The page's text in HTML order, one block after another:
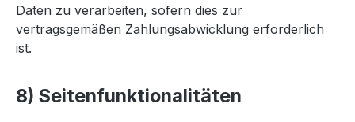
Daten zu verarbeiten, sofern dies zur
vertragsgemäßen Zahlungsabwicklung erforderlich
ist.
8) Seitenfunktionalitäten